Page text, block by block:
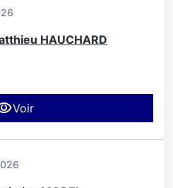
HAUCHARD
Voir